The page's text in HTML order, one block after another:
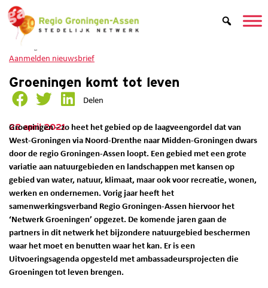
Aanmelden nieuwsbrief
Groeningen komt tot leven
Delen
22 april 2021
Groeningen – zo heet het gebied op de laagveengordel dat van
West-Groningen via Noord-Drenthe naar Midden-Groningen dwars
door de regio Groningen-Assen loopt. Een gebied met een grote
variatie aan natuurgebieden en landschappen met kansen op
gebied van water, natuur, klimaat, maar ook voor recreatie, wonen,
werken en ondernemen. Vorig jaar heeft het
samenwerkingsverband Regio Groningen-Assen hiervoor het
‘Netwerk Groeningen’ opgezet. De komende jaren gaan de
partners in dit netwerk het bijzondere natuurgebied beschermen
waar het moet en benutten waar het kan. Er is een
Uitvoeringsagenda opgesteld met ambassadeursprojecten die
Groeningen tot leven brengen.